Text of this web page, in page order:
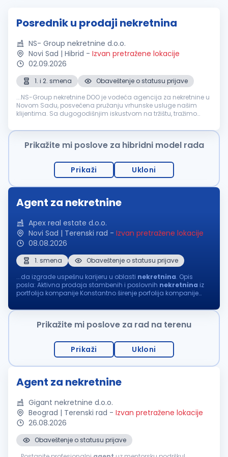
Posrednik u prodaji nekretnina
NS- Group nekretnine d.o.o.
Novi Sad | Hibrid - Izvan pretražene lokacije
02.09.2026
1. i 2. smena
Obaveštenje o statusu prijave
...NS-Group nekretnine DOO je vodeća agencija za nekretnine u
Novom Sadu, posvećena pružanju vrhunske usluge našim
klijentima. Sa dugogodišnjim iskustvom na tržištu, tražimo
kao posrednik...
Prikažite mi poslove za hibridni model rada
Prikaži Ukloni
Agent za nekretnine
Apex real estate d.o.o.
Novi Sad | Terenski rad - Izvan pretražene lokacije
08.08.2026
1. smena
Obaveštenje o statusu prijave
...da izgrade uspešnu karijeru u oblasti nekretnina. Opis
posla: Aktivna prodaja stambenih i poslovnih nekretnina iz
portfolija kompanije Konstantno širenje porfolija kompanije
izdavanje Vođenje kompletne...
Prikažite mi poslove za rad na terenu
Prikaži Ukloni
Agent za nekretnine
Gigant nekretnine d.o.o.
Beograd | Terenski rad - Izvan pretražene lokacije
26.08.2026
Obaveštenje o statusu prijave